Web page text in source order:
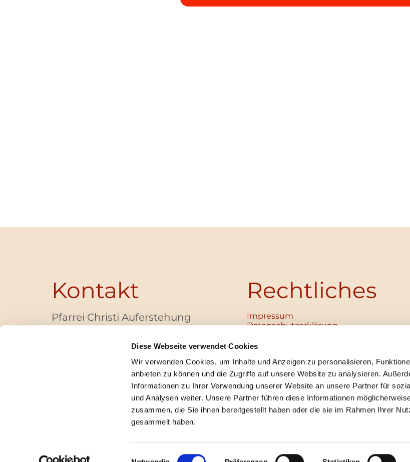
Diese Webseite verwendet Cookies
Wir verwenden Cookies, um Inhalte und Anzeigen zu personalisieren,
anbieten zu können und die Zugriffe auf unsere Website zu analysieren.
Informationen zu Ihrer Verwendung unserer Website an unsere Partner für
und Analysen weiter. Unsere Partner führen diese Informationen
zusammen, die Sie ihnen bereitgestellt haben oder die sie im Rahmen Ihrer
gesammelt haben.
Einwilligungsauswahl
Kontakt
Pfarrei Christi Auferstehung
Bayernallee 28
+49 (0)30 / 30 00 03 -40
pfarrbuero@christi-auferstehung.net
IBAN DE62 3706 0193 6006 9310 04
Rechtliches
Impressum
Datenschutz­erklärung
Institutionelles Schutzkonzept
Unabhängige Ansprechpersonen
Digitales Hinweisgebersystem
Impressum